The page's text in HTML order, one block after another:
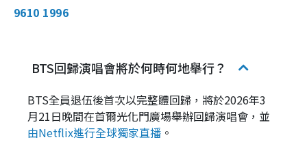
9610 1996
BTS回歸演唱會將於何時何地舉行？
BTS全員退伍後首次以完整體回歸，將於2026年3
月21日晚間在首爾光化門廣場舉辦回歸演唱會，並
由Netflix進行全球獨家直播 。